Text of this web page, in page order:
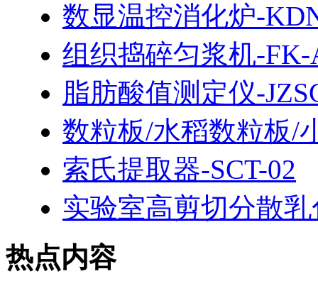
数显温控消化炉-
组织捣碎匀浆机-FK-
脂肪酸值测定仪-
数粒板/水稻数粒板/
索氏提取器-SCT-02
实验室高剪切分散
热点内容